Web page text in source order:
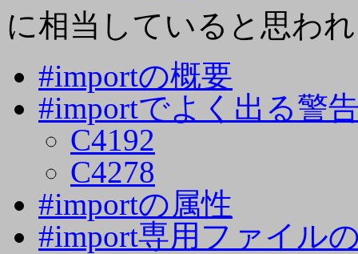
に相当していると思わ
#importの概要
#importでよく出る警
C4192
C4278
#importの属性
#import専用ファイル